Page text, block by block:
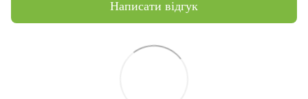
Написати відгук